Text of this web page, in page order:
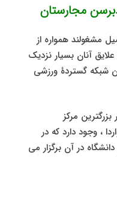
مجارستان
مشغولند همواره از
آنان بسیار نزدیک
شبکه گستردۀ ورزشی
مرکز
، وجود دارد که در
در آن برگزار می